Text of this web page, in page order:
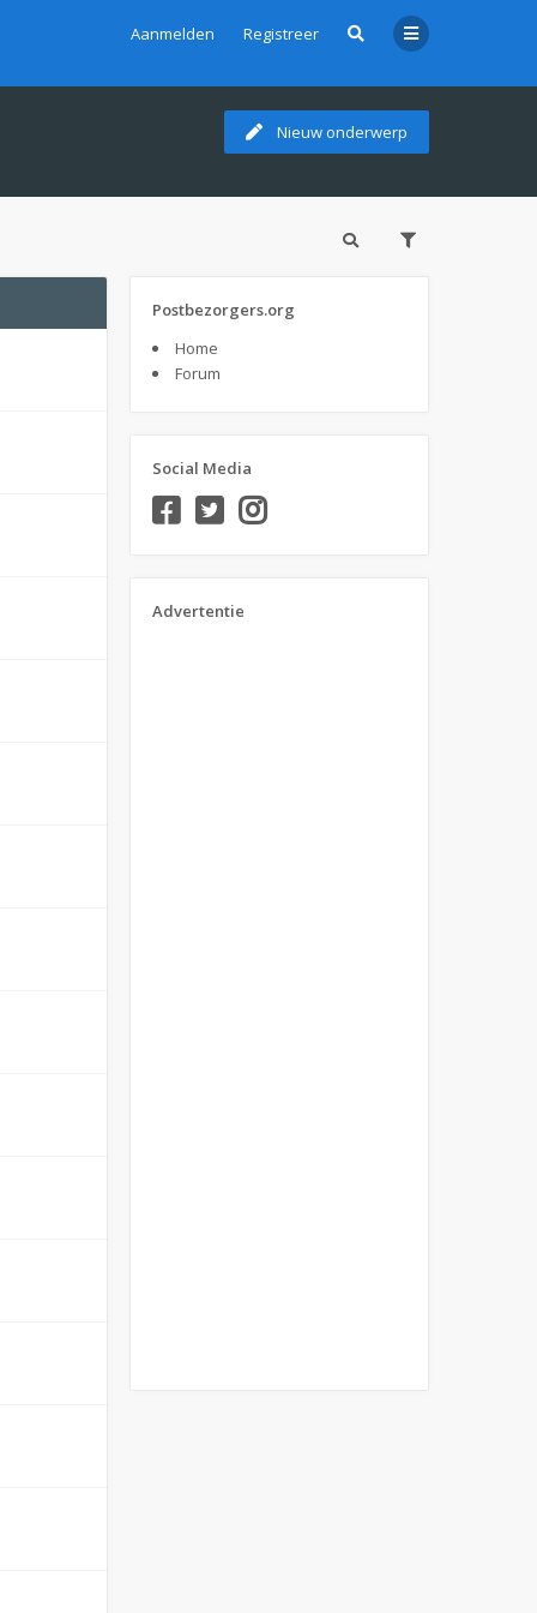
Aanmelden Registreer
Nieuw onderwerp
Postbezorgers.org
Home
Forum
Social Media
Advertentie